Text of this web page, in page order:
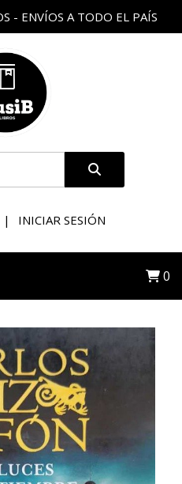
- ENVÍOS A TODO EL PAÍS
INICIAR SESIÓN
0